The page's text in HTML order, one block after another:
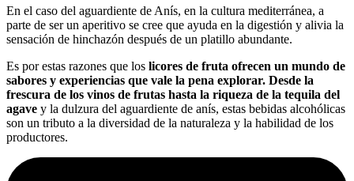
En el caso del aguardiente de Anís, en la cultura mediterránea, a
parte de ser un aperitivo se cree que ayuda en la digestión y alivia la
sensación de hinchazón después de un platillo abundante.
Es por estas razones que los licores de fruta ofrecen un mundo de
sabores y experiencias que vale la pena explorar. Desde la
frescura de los vinos de frutas hasta la riqueza de la tequila del
agave y la dulzura del aguardiente de anís, estas bebidas alcohólicas
son un tributo a la diversidad de la naturaleza y la habilidad de los
productores.